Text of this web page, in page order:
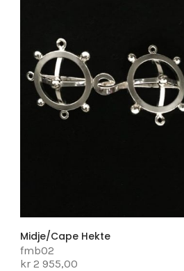
Midje/cape Hekte
fmb02
kr 2 955,00